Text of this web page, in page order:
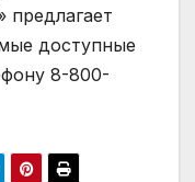
доступные
8-800-